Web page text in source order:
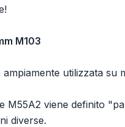
M103
ampiamente utilizzata su
M55A2 viene definito
diverse.